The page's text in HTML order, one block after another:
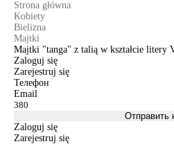
Strona główna
Kobiety
Bielizna
Majtki
Majtki "tanga" z talią w kształcie litery
Zaloguj się
Zarejestruj się
Телефон
Email
Отправить
Zaloguj się
Zarejestruj się